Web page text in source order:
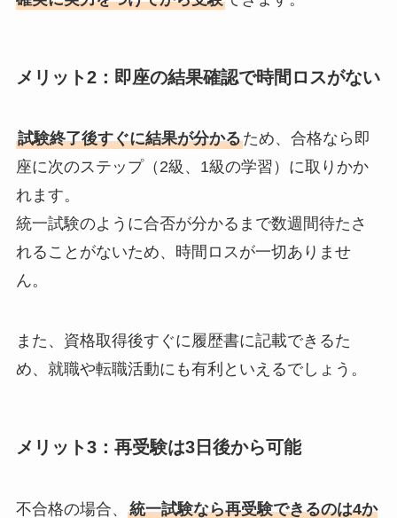
メリット2：即座の結果確認で時間ロスがない
試験終了後すぐに結果が分かるため、合格なら即
座に次のステップ（2級、1級の学習）に取りかか
れます。
統一試験のように合否が分かるまで数週間待たさ
れることがないため、時間ロスが一切ありませ
ん。
また、資格取得後すぐに履歴書に記載できるた
め、就職や転職活動にも有利といえるでしょう。
メリット3：再受験は3日後から可能
不合格の場合、 統一試験なら再受験できるのは4か